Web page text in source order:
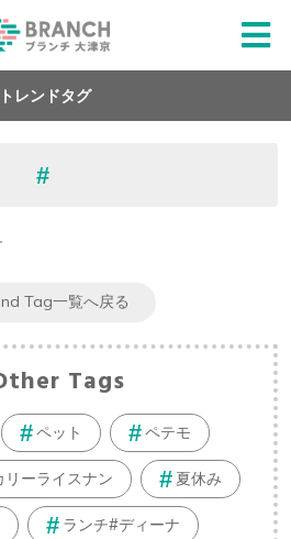
トレンドタグ
Tag一覧へ戻る
Tags
ペット ペテモ
リーライスナン 夏休み
ランチ#ディーナ